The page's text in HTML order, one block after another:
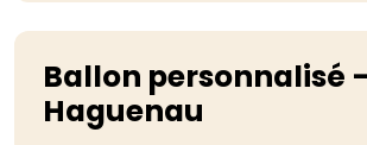
Ballon personnalisé
Haguenau